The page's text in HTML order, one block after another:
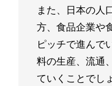
また、日本の人
方、食品企業や
ピッチで進んで
料の生産、流通
ていくことでし